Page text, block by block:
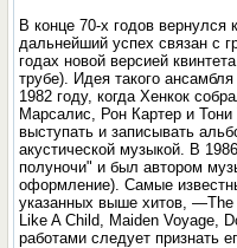
В конце 70-х годов вернулся
дальнейший успех связан с
годах новой версией
трубе). Идея такого
1982 году, когда Хенкок
Марсалис, Рон Картер и
выступать и записывать
акустической музыкой. В
полуночи" и был автором
оформление). Самые
указанных выше хитов, —The
Like A Child, Maiden Voyage,
работами следует признать